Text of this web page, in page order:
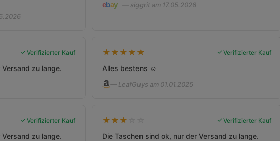
— siggrit am 17.05.2026
Verifizierter Kauf
zu lange.
★ ★ ★ ★ ★ Verifizierter Kauf
Alles bestens ☺️
— LeafGuys am 01.01.2025
Verifizierter Kauf
zu lange.
★ ★ ★ Verifizierter Kauf
Die Taschen sind ok, nur der Versand zu lange.